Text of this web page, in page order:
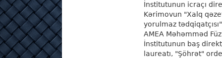
İnstitutunun icraçı
Kərimovun "Xalq
yorulmaz
AMEA Məhəmməd
İnstitutunun baş
laureatı, "Şöhrət"